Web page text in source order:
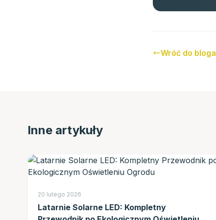
Wróć do bloga
Inne artykuły
20 lutego 2026
Latarnie Solarne LED: Kompletny